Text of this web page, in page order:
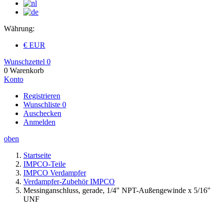
Währung:
€ EUR
Wunschzettel 0
0 Warenkorb
Konto
Registrieren
Wunschliste 0
Auschecken
Anmelden
oben
Startseite
IMPCO-Teile
IMPCO Verdampfer
Verdampfer-Zubehör IMPCO
Messinganschluss, gerade, 1/4" NPT-Außengewinde x 5/16"
UNF